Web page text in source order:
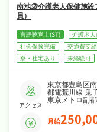
南池袋介護老人保健施
員）
言語聴覚士(ST) 介護老
社会保険完備
交通費支給
寮・社宅あり
未経験可
アクセス
東京都豊島区
都電荒川線 鬼
東京メトロ副
月給